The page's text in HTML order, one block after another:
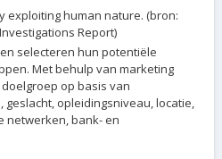
exploiting human nature. (bron:
Report)
selecteren hun potentiële
Met behulp van marketing
op basis van
opleidingsniveau, locatie,
netwerken, bank- en